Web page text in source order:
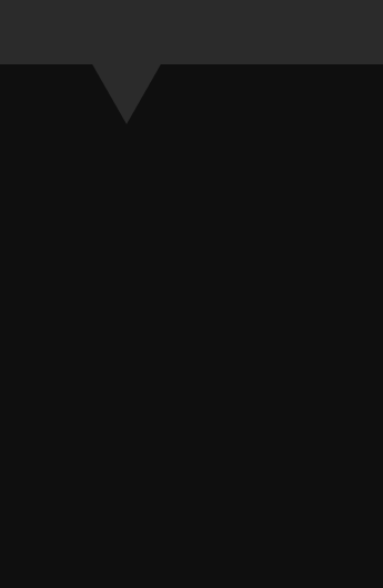
Balance